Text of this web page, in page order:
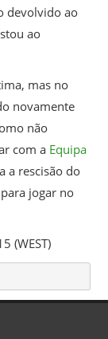
devolvido ao
ao
mas no
novamente
não
com a Equipa
a rescisão do
jogar no
(WEST)